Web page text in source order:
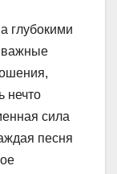
глубокими
важные
нечто
сила
песня